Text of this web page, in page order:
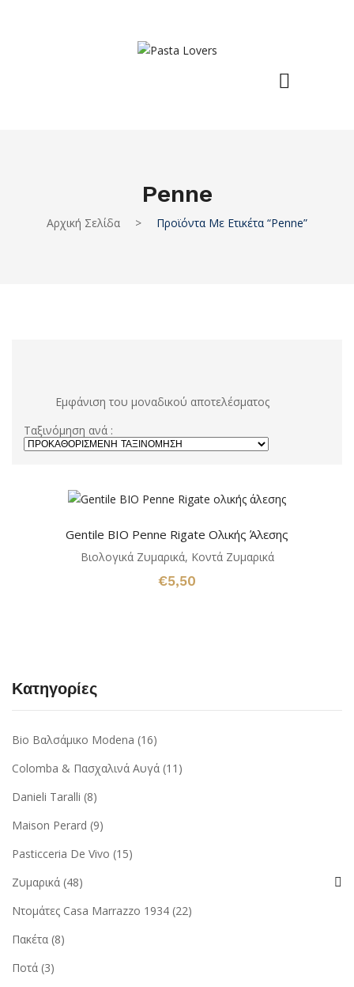
Penne
Αρχική Σελίδα > Προϊόντα Με Ετικέτα “penne”
Εμφάνιση του μοναδικού αποτελέσματος
Ταξινόμηση ανά :
Gentile BIO Penne Rigate Ολικής Άλεσης
Βιολογικά Ζυμαρικά, Κοντά Ζυμαρικά
€5,50
Κατηγορίες
Bio Βαλσάμικο Modena (16)
Colomba & Πασχαλινά Αυγά (11)
Danieli Taralli (8)
Maison Perard (9)
Pasticceria De Vivo (15)
Ζυμαρικά (48)
Ντομάτες Casa Marrazzo 1934 (22)
Πακέτα (8)
Ποτά (3)